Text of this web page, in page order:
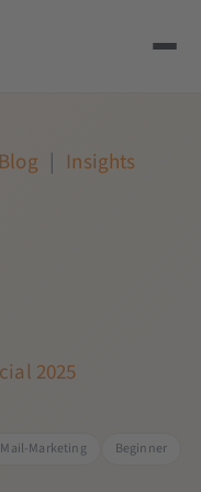
Blog | Insights
2025
Marketing Beginner